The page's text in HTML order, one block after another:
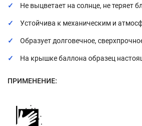
Не выцветает на солнце, не теряет
Устойчива к механическим и
Образует долговечное,
На крышке баллона образец
ПРИМЕНЕНИЕ: